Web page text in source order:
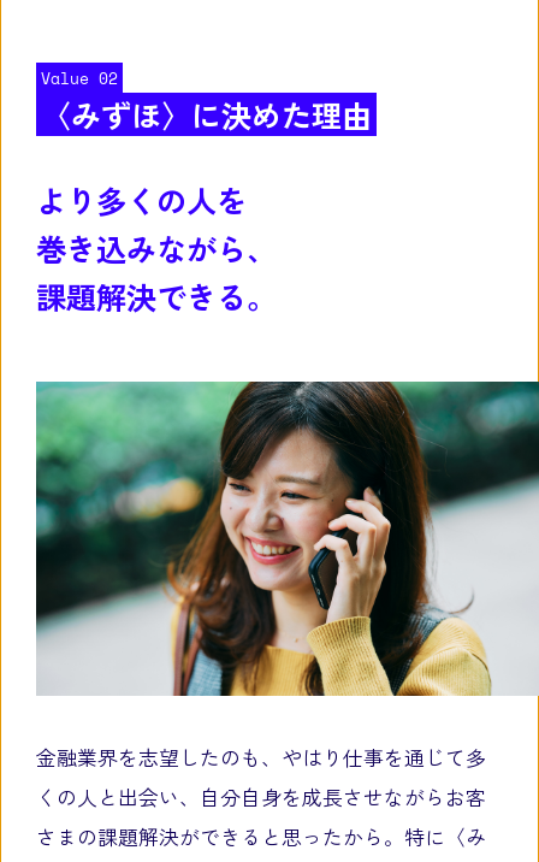
Value 02
〈みずほ〉に決めた理由
より多くの人を
巻き込みながら、
課題解決できる。
金融業界を志望したのも、やはり仕事を通じて多
くの人と出会い、自分自身を成長させながらお客
さまの課題解決ができると思ったから。特に〈み